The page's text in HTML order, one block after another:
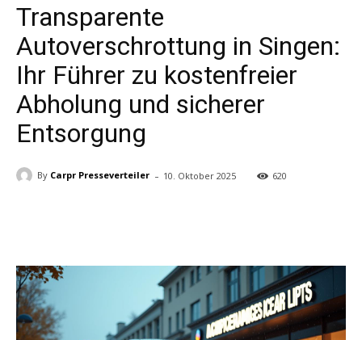
Transparente
Autoverschrottung in Singen:
Ihr Führer zu kostenfreier
Abholung und sicherer
Entsorgung
By Carpr Presseverteiler - 10. Oktober 2025 620